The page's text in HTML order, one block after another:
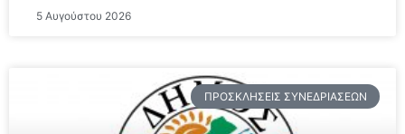
5 Αυγούστου 2026
ΠΡΟΣΚΛΉΣΕΙΣ ΣΥΝΕΔΡΙΆΣΕΩΝ